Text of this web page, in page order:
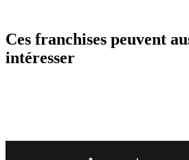
Ces franchises peuvent
intéresser